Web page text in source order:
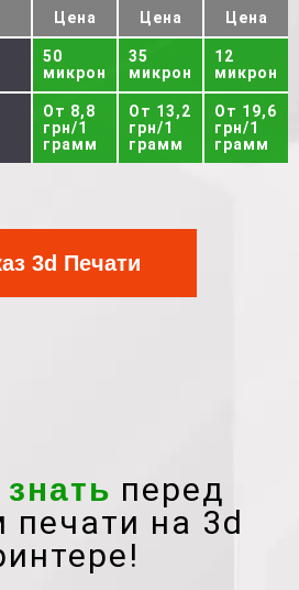
Цена Цена Цена
50
микрон
35
микрон
12
микрон
От 8,8
грн/1
грамм
От 13,2
грн/1
грамм
От 19,6
грн/1
грамм
3d Печати
перед
печати на 3d